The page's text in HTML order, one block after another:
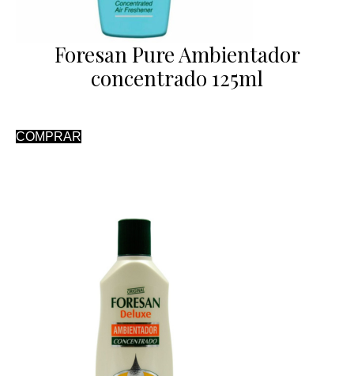
Foresan Pure Ambientador
concentrado 125ml
COMPRAR